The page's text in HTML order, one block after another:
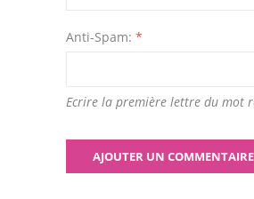
Anti-Spam: *
Ecrire la première lettre du mot